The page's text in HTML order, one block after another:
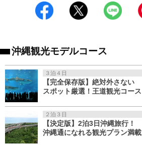
沖縄観光モデルコース
３泊４日
【完全保存版】絶対外さない
スポット厳選！王道観光コース
２泊３日
【決定版】2泊3日沖縄旅行！
沖縄通になれる観光プラン満載